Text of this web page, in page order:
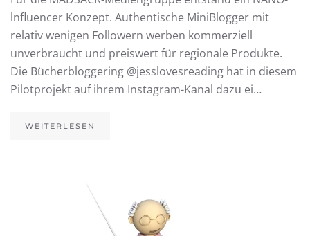
lnfluencer Konzept. Authentische MiniBlogger mit
relativ wenigen Followern werben kommerziell
unverbraucht und preiswert für regionale Produkte.
Die Bücherbloggering @jesslovesreading hat in diesem
Pilotprojekt auf ihrem Instagram-Kanal dazu ei…
WEITERLESEN